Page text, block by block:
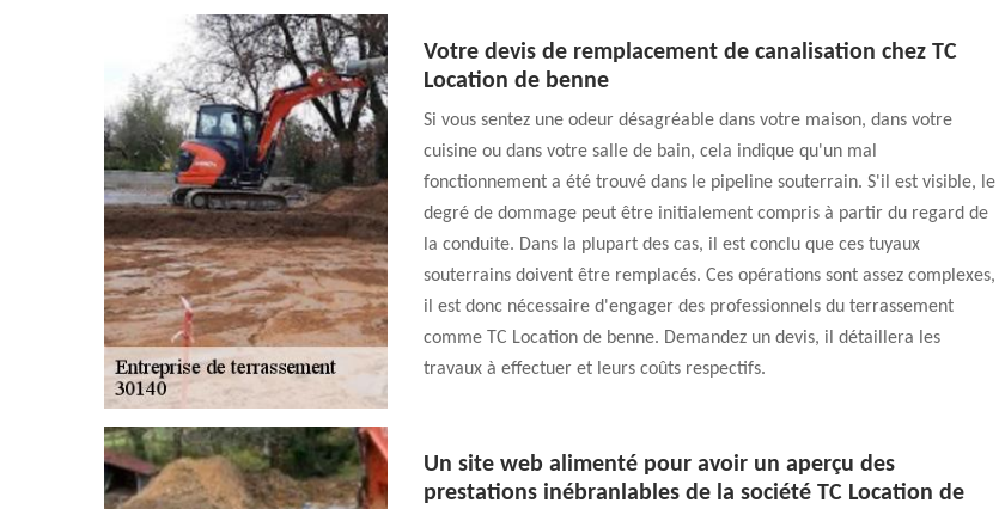
Votre devis de remplacement de canalisation chez TC
Location de benne
Si vous sentez une odeur désagréable dans votre maison, dans votre
cuisine ou dans votre salle de bain, cela indique qu'un mal
fonctionnement a été trouvé dans le pipeline souterrain. S'il est visible, le
degré de dommage peut être initialement compris à partir du regard de
la conduite. Dans la plupart des cas, il est conclu que ces tuyaux
souterrains doivent être remplacés. Ces opérations sont assez complexes,
il est donc nécessaire d'engager des professionnels du terrassement
comme TC Location de benne. Demandez un devis, il détaillera les
travaux à effectuer et leurs coûts respectifs.
Un site web alimenté pour avoir un aperçu des
prestations inébranlables de la société TC Location de